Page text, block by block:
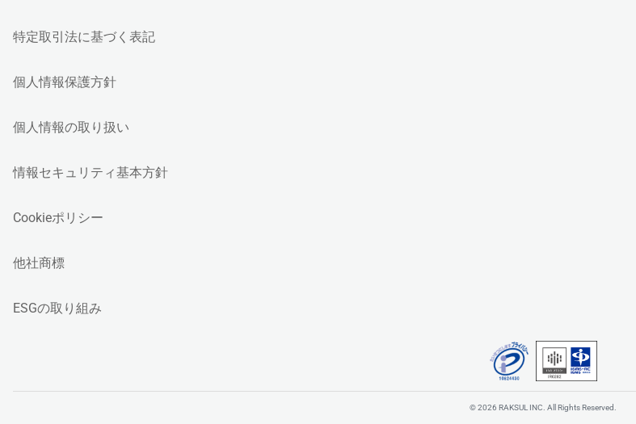
特定取引法に基づく表記
個人情報保護方針
個人情報の取り扱い
情報セキュリティ基本方針
Cookieポリシー
他社商標
ESGの取り組み
© 2026 RAKSUL INC. All Rights Reserved.